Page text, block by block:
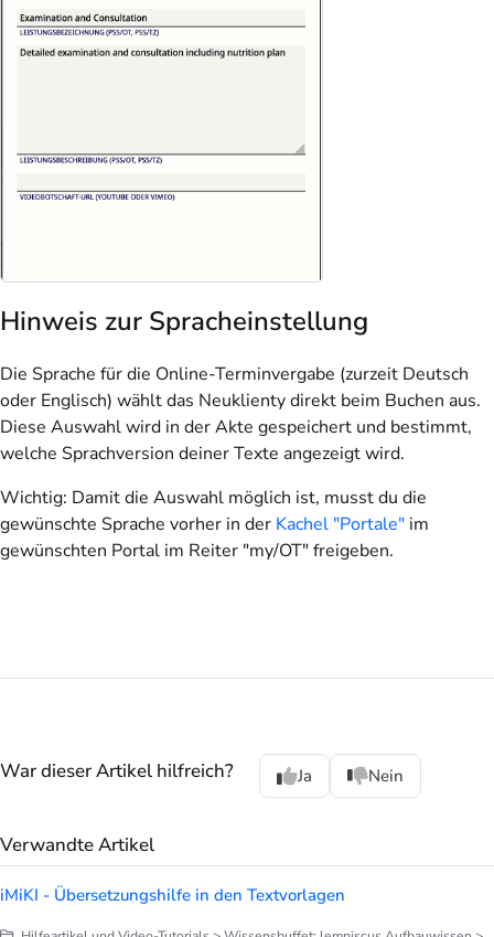
Hinweis zur Spracheinstellung
Die Sprache für die Online-Terminvergabe (zurzeit Deutsch
oder Englisch) wählt das Neuklienty direkt beim Buchen aus.
Diese Auswahl wird in der Akte gespeichert und bestimmt,
welche Sprachversion deiner Texte angezeigt wird.
Wichtig: Damit die Auswahl möglich ist, musst du die
gewünschte Sprache vorher in der Kachel "Portale" im
gewünschten Portal im Reiter "my/OT" freigeben.
War dieser Artikel hilfreich? Ja Nein
Verwandte Artikel
iMiKI - Übersetzungshilfe in den Textvorlagen